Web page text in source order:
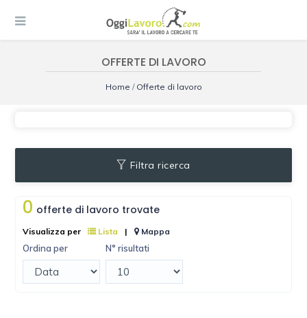
OFFERTE DI LAVORO
Home / Offerte di lavoro
Filtra ricerca
0 offerte di lavoro trovate
Visualizza per Lista | Mappa
Ordina per N° risultati